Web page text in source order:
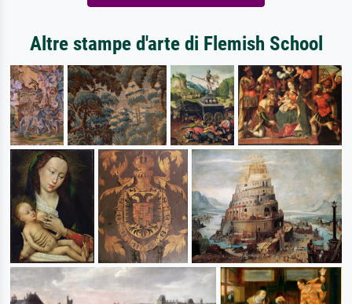
Altre stampe d'arte di Flemish School